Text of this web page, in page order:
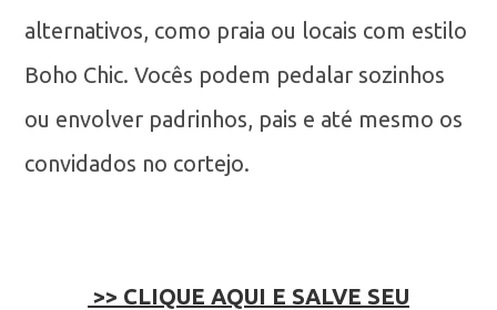
alternativos, como praia ou locais com estilo
Boho Chic. Vocês podem pedalar sozinhos
ou envolver padrinhos, pais e até mesmo os
convidados no cortejo.
>> CLIQUE AQUI E SALVE SEU